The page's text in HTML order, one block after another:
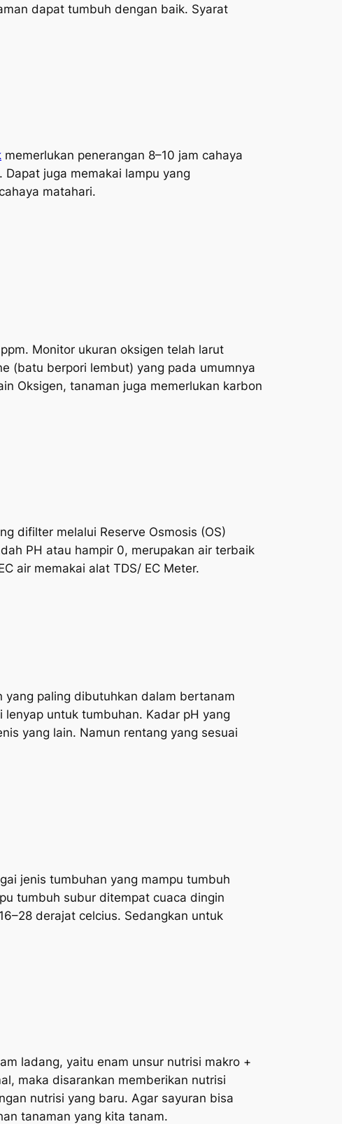
dapat tumbuh dengan baik. Syarat
memerlukan penerangan 8–10 jam cahaya
juga memakai lampu yang
matahari.
Monitor ukuran oksigen telah larut
(batu berpori lembut) yang pada umumnya
Oksigen, tanaman juga memerlukan karbon
difilter melalui Reserve Osmosis (OS)
PH atau hampir 0, merupakan air terbaik
air memakai alat TDS/ EC Meter.
paling dibutuhkan dalam bertanam
untuk tumbuhan. Kadar pH yang
yang lain. Namun rentang yang sesuai
jenis tumbuhan yang mampu tumbuh
tumbuh subur ditempat cuaca dingin
derajat celcius. Sedangkan untuk
ladang, yaitu enam unsur nutrisi makro +
maka disarankan memberikan nutrisi
nutrisi yang baru. Agar sayuran bisa
tanaman yang kita tanam.